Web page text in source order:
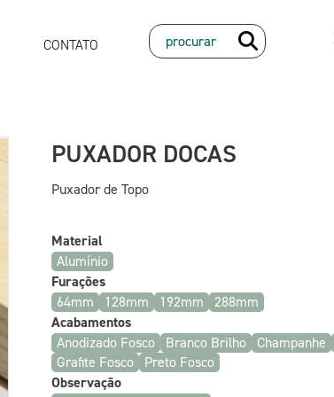
CONTATO
PUXADOR DOCAS
Puxador de Topo
Material
Alumínio
Furações
64mm
128mm 192mm
288mm
Acabamentos
Anodizado Fosco
Branco Brilho Champanhe
Grafite Fosco
Preto Fosco
Observação